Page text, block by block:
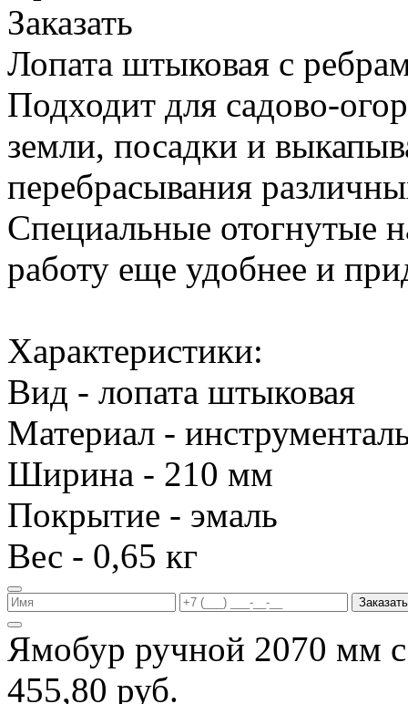
Заказать
Лопата штыковая с
Подходит для садово-
земли, посадки и
перебрасывания
Специальные отогнутые
работу еще удобнее и
Характеристики:
Вид - лопата штыковая
Материал -
Ширина - 210 мм
Покрытие - эмаль
Вес - 0,65 кг
Заказать
Ямобур ручной 2070 мм
455,80 руб.